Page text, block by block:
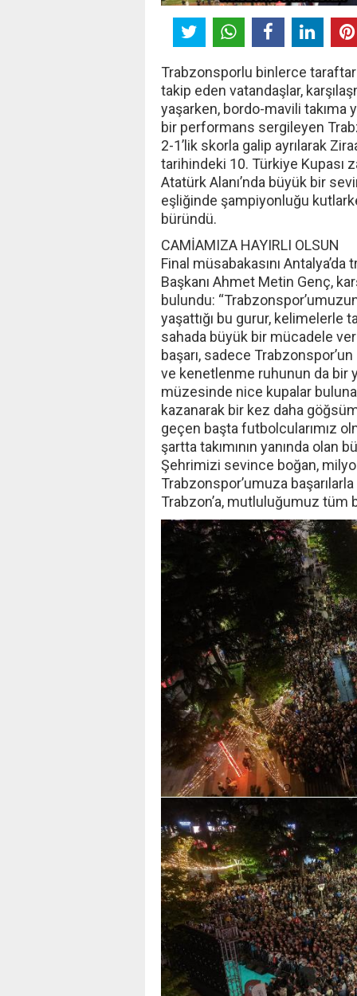
Trabzonsporlu binlerce
takip eden vatandaşlar,
yaşarken, bordo-mavili
bir performans sergileyen
2-1’lik skorla galip ayrılarak
tarihindeki 10. Türkiye Kupası
Atatürk Alanı’nda büyük bir
eşliğinde şampiyonluğu
büründü.
CAMİAMIZA HAYIRLI OLSUN
Final müsabakasını
Başkanı Ahmet Metin Genç,
bulundu:
yaşattığı bu gurur, kelimelerle
sahada büyük bir mücadele
başarı, sadece
ve kenetlenme ruhunun da bir
müzesinde nice kupalar
kazanarak bir kez daha
geçen başta futbolcularımız
şartta takımının yanında olan
Şehrimizi sevince boğan,
Trabzonspor’umuza
Trabzon’a, mutluluğumuz tüm